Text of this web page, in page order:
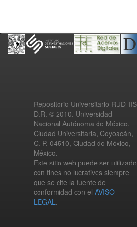
Repositorio Universitario RUD-IIS
D.R. © 2010. Universidad
Nacional Autónoma de México.
Ciudad Universitaria, Coyoacán,
C. P. 04510, Ciudad de México,
México.
Este sitio web puede ser utilizado
con fines no lucrativos siempre
que se cite la fuente de
conformidad con el AVISO
LEGAL.